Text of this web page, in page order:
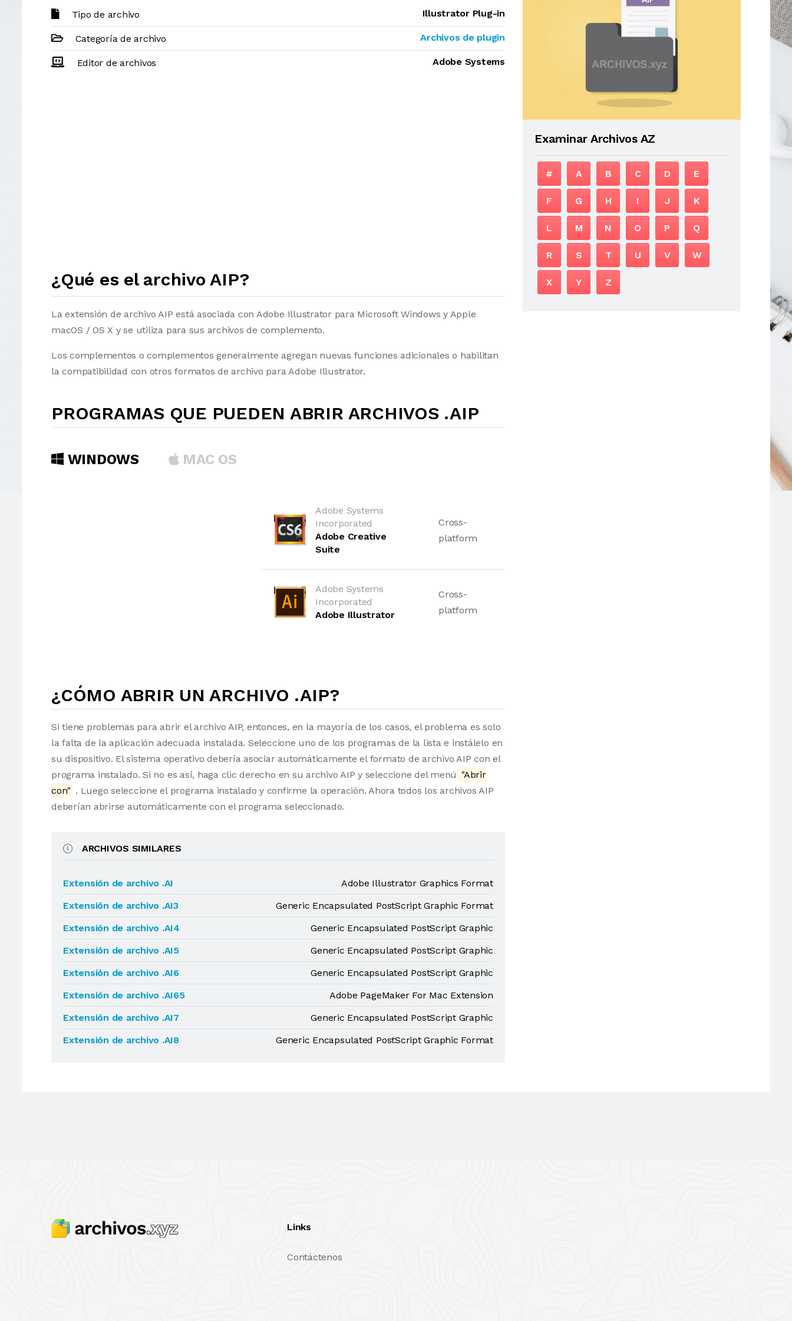
Tipo de archivo Illustrator Plug-in
Categoría de archivo Archivos de plugin
Editor de archivos Adobe Systems
¿Qué es el archivo AIP?
La extensión de archivo AIP está asociada con Adobe Illustrator para Microsoft Windows y Apple
macOS / OS X y se utiliza para sus archivos de complemento.
Los complementos o complementos generalmente agregan nuevas funciones adicionales o habilitan
la compatibilidad con otros formatos de archivo para Adobe Illustrator.
PROGRAMAS QUE PUEDEN ABRIR ARCHIVOS .AIP
WINDOWS MAC OS
Adobe Systems
Incorporated
Adobe Creative
Suite
Cross-
platform
Adobe Systems
Incorporated
Adobe Illustrator
Cross-
platform
¿CÓMO ABRIR UN ARCHIVO .AIP?
Si tiene problemas para abrir el archivo AIP, entonces, en la mayoría de los casos, el problema es solo
la falta de la aplicación adecuada instalada. Seleccione uno de los programas de la lista e instálelo en
su dispositivo. El sistema operativo debería asociar automáticamente el formato de archivo AIP con el
programa instalado. Si no es así, haga clic derecho en su archivo AIP y seleccione del menú "Abrir
con" . Luego seleccione el programa instalado y confirme la operación. Ahora todos los archivos AIP
deberían abrirse automáticamente con el programa seleccionado.
ARCHIVOS SIMILARES
Extensión de archivo .AI
Adobe Illustrator Graphics Format
Extensión de archivo .AI3
Generic Encapsulated PostScript Graphic Format
Extensión de archivo .AI4
Generic Encapsulated PostScript Graphic
Extensión de archivo .AI5
Generic Encapsulated PostScript Graphic
Extensión de archivo .AI6
Generic Encapsulated PostScript Graphic
Extensión de archivo .AI65
Adobe PageMaker For Mac Extension
Extensión de archivo .AI7
Generic Encapsulated PostScript Graphic
Extensión de archivo .AI8
Generic Encapsulated PostScript Graphic Format
Examinar Archivos AZ
# A B C D E
F G H I J K
L M N O P Q
R S T U V W
X Y Z
Links
Contáctenos